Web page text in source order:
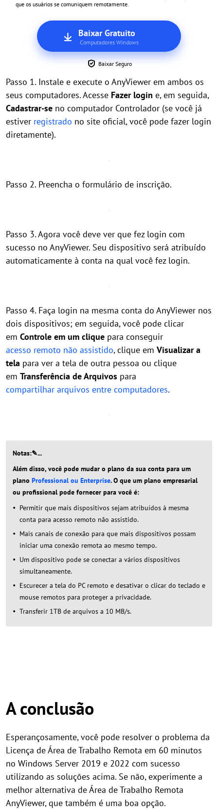
que os usuários se comuniquem remotamente.
Baixar Gratuito
Computadores Windows
Baixar Seguro
Passo 1. Instale e execute o AnyViewer em ambos os
seus computadores. Acesse Fazer login e, em seguida,
Cadastrar-se no computador Controlador (se você já
estiver registrado no site oficial, você pode fazer login
diretamente).
Passo 2. Preencha o formulário de inscrição.
Passo 3. Agora você deve ver que fez login com
sucesso no AnyViewer. Seu dispositivo será atribuído
automaticamente à conta na qual você fez login.
Passo 4. Faça login na mesma conta do AnyViewer nos
dois dispositivos; em seguida, você pode clicar
em Controle em um clique para conseguir
acesso remoto não assistido, clique em Visualizar a
tela para ver a tela de outra pessoa ou clique
em Transferência de Arquivos para
compartilhar arquivos entre computadores.
Notas:✎...
Além disso, você pode mudar o plano da sua conta para um
plano Professional ou Enterprise. O que um plano empresarial
ou profissional pode fornecer para você é:
Permitir que mais dispositivos sejam atribuídos à mesma
conta para acesso remoto não assistido.
Mais canais de conexão para que mais dispositivos possam
iniciar uma conexão remota ao mesmo tempo.
Um dispositivo pode se conectar a vários dispositivos
simultaneamente.
Escurecer a tela do PC remoto e desativar o clicar do teclado e
mouse remotos para proteger a privacidade.
Transferir 1TB de arquivos a 10 MB/s.
A conclusão
Esperançosamente, você pode resolver o problema da
Licença de Área de Trabalho Remota em 60 minutos
no Windows Server 2019 e 2022 com sucesso
utilizando as soluções acima. Se não, experimente a
melhor alternativa de Área de Trabalho Remota
AnyViewer, que também é uma boa opção.